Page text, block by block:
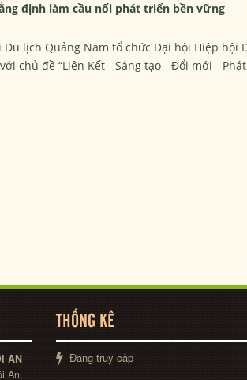
định làm cầu nối phát triển bền vững
Du lịch Quảng Nam tổ chức Đại hội Hiệp hội
chủ đề “Liên Kết - Sáng tạo - Đổi mới -
AN
An,
THỐNG KÊ
Đang truy cập